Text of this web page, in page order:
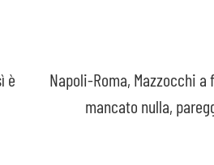
è
Napoli-Roma, Mazzocchi a
mancato nulla,